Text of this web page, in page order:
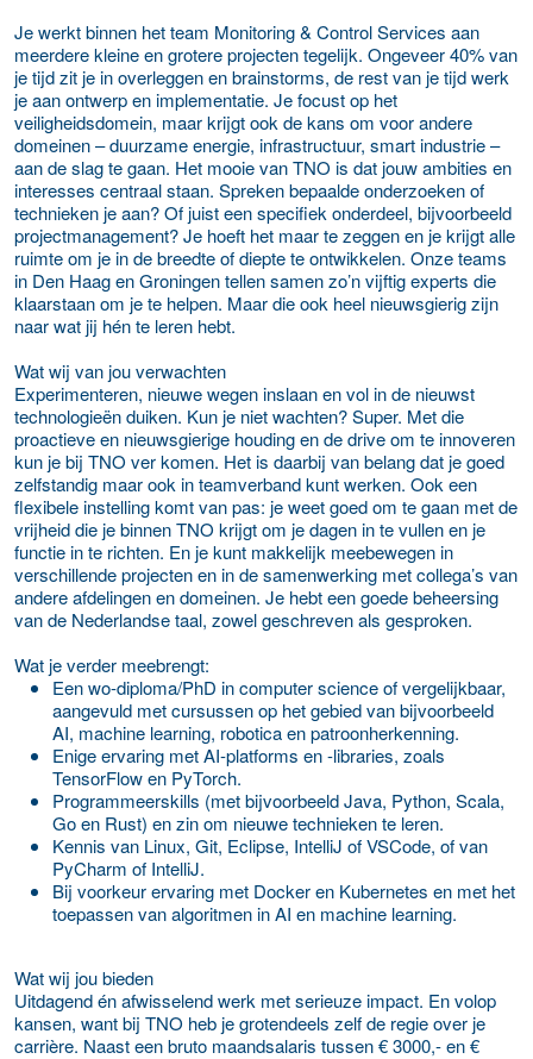
Je werkt binnen het team Monitoring & Control Services aan
meerdere kleine en grotere projecten tegelijk. Ongeveer 40% van
je tijd zit je in overleggen en brainstorms, de rest van je tijd werk
je aan ontwerp en implementatie. Je focust op het
veiligheidsdomein, maar krijgt ook de kans om voor andere
domeinen – duurzame energie, infrastructuur, smart industrie –
aan de slag te gaan. Het mooie van TNO is dat jouw ambities en
interesses centraal staan. Spreken bepaalde onderzoeken of
technieken je aan? Of juist een specifiek onderdeel, bijvoorbeeld
projectmanagement? Je hoeft het maar te zeggen en je krijgt alle
ruimte om je in de breedte of diepte te ontwikkelen. Onze teams
in Den Haag en Groningen tellen samen zo’n vijftig experts die
klaarstaan om je te helpen. Maar die ook heel nieuwsgierig zijn
naar wat jij hén te leren hebt.
Wat wij van jou verwachten
Experimenteren, nieuwe wegen inslaan en vol in de nieuwst
technologieën duiken. Kun je niet wachten? Super. Met die
proactieve en nieuwsgierige houding en de drive om te innoveren
kun je bij TNO ver komen. Het is daarbij van belang dat je goed
zelfstandig maar ook in teamverband kunt werken. Ook een
flexibele instelling komt van pas: je weet goed om te gaan met de
vrijheid die je binnen TNO krijgt om je dagen in te vullen en je
functie in te richten. En je kunt makkelijk meebewegen in
verschillende projecten en in de samenwerking met collega’s van
andere afdelingen en domeinen. Je hebt een goede beheersing
van de Nederlandse taal, zowel geschreven als gesproken.
Wat je verder meebrengt:
Een wo-diploma/PhD in computer science of vergelijkbaar,
aangevuld met cursussen op het gebied van bijvoorbeeld
AI, machine learning, robotica en patroonherkenning.
Enige ervaring met AI-platforms en -libraries, zoals
TensorFlow en PyTorch.
Programmeerskills (met bijvoorbeeld Java, Python, Scala,
Go en Rust) en zin om nieuwe technieken te leren.
Kennis van Linux, Git, Eclipse, IntelliJ of VSCode, of van
PyCharm of IntelliJ.
Bij voorkeur ervaring met Docker en Kubernetes en met het
toepassen van algoritmen in AI en machine learning.
Wat wij jou bieden
Uitdagend én afwisselend werk met serieuze impact. En volop
kansen, want bij TNO heb je grotendeels zelf de regie over je
carrière. Naast een bruto maandsalaris tussen € 3000,- en €